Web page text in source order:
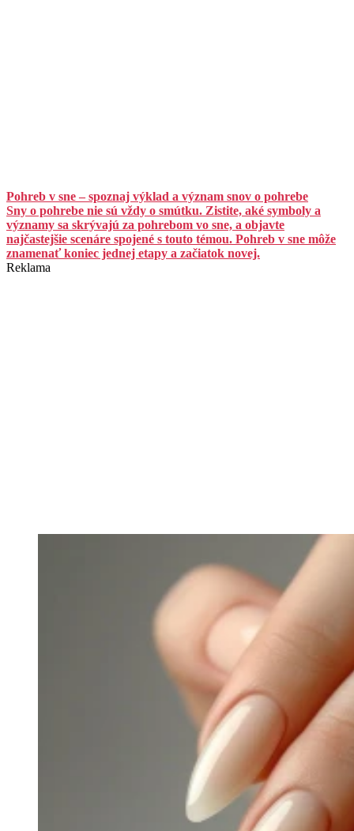
Pohreb v sne – spoznaj výklad a význam snov o pohrebe
Sny o pohrebe nie sú vždy o smútku. Zistite, aké symboly a
významy sa skrývajú za pohrebom vo sne, a objavte
najčastejšie scenáre spojené s touto témou. Pohreb v sne môže
znamenať koniec jednej etapy a začiatok novej.
Reklama